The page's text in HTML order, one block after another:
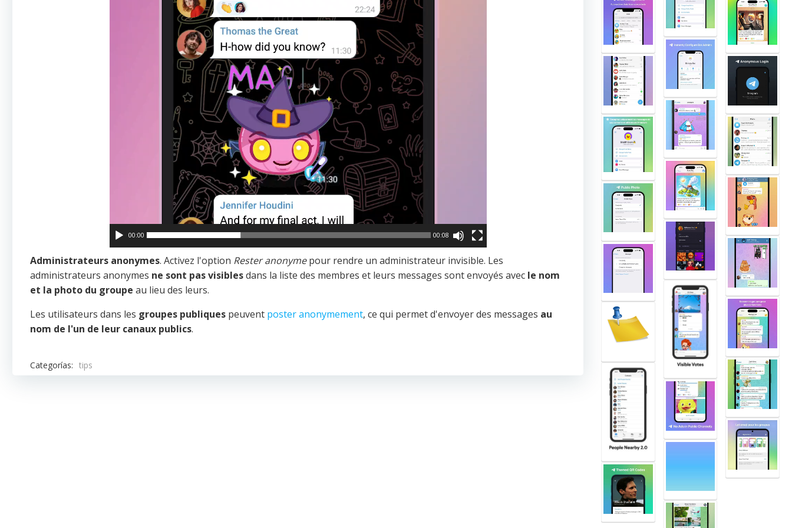
00:00 00:08
Administrateurs anonymes. Activez l'option Rester anonymepour rendre un administrateur invisible. Les
administrateurs anonymes ne sont pas visiblesdans la liste des membres et leurs messages sont envoyés avec le nom
et la photo du groupe au lieu des leurs.
Les utilisateurs dans les groupes publiques peuvent poster anonymement, ce qui permet d'envoyer des messages au
nom de l'un de leur canaux publics.
Categorías: tips